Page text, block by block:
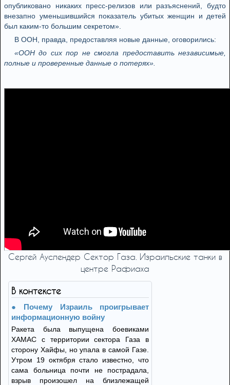
опубликовано никаких пресс-релизов или разъяснений, будто
внезапно уменьшившийся показатель убитых женщин и детей
был каким-то большим секретом».
В ООН, правда, предоставляя новые данные, оговорились:
«ООН до сих пор не смогла предоставить независимые,
полные и проверенные данные о потерях».
Сергей Ауслендер Сектор Газа. Израильские танки в
центре Рафиаха
В контексте
Почему Израиль проигрывает
информационную войну
Ракета была выпущена боевиками
ХАМАС с территории сектора Газа в
сторону Хайфы, но упала в самой Газе.
Утром 19 октября стало известно, что
сама больница почти не пострадала,
взрыв произошел на близлежащей